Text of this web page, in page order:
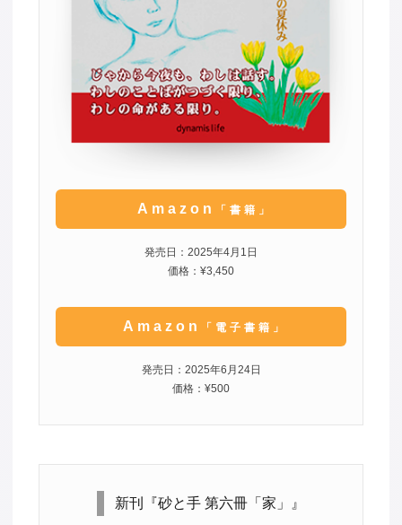
Amazon 「書籍」
発売日：2025年4月1日
価格：¥3,450
Amazon 「電子書籍」
発売日：2025年6月24日
価格：¥500
新刊『砂と手 第六冊「家」』